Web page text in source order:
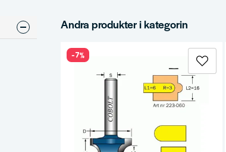
Andra produkter i kategorin
-7%